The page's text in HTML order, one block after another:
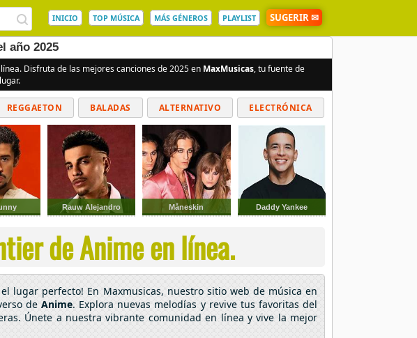
INICIO TOP MÚSICA MÁS GÉNEROS PLAYLIST SUGERIR ✉
año 2025
Disfruta de las mejores canciones de 2025 en MaxMusicas, tu fuente de
REGGAETON BALADAS ALTERNATIVO ELECTRÓNICA
Rauw Alejandro Måneskin Daddy Yankee
de Anime en línea.
lugar perfecto! En Maxmusicas, nuestro sitio web de música en
de Anime. Explora nuevas melodías y revive tus favoritas del
Únete a nuestra vibrante comunidad en línea y vive la mejor